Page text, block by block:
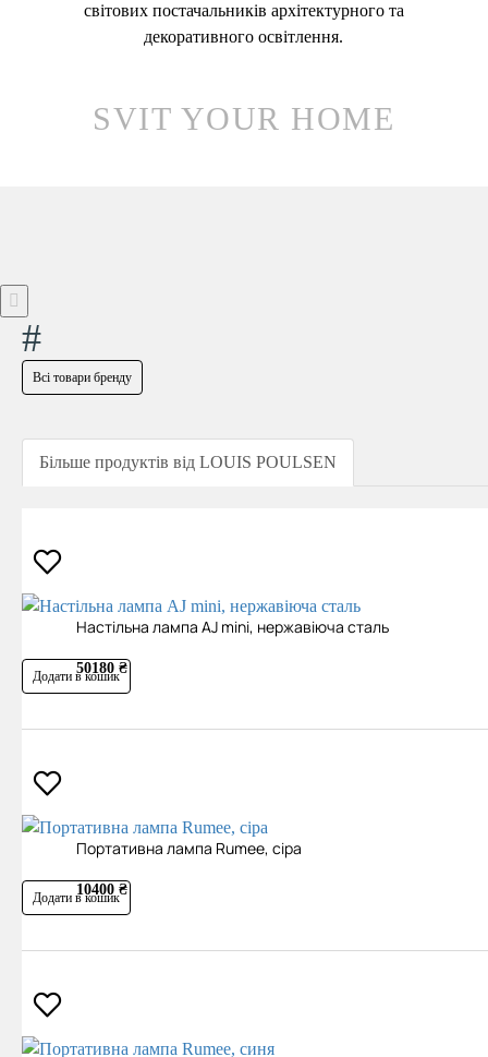
світових постачальників архітектурного та
декоративного освітлення.
SVIT YOUR HOME
#
Всі товари бренду
Більше продуктів від LOUIS POULSEN
Настільна лампа AJ mini, нержавіюча сталь
50180 ₴
Додати в кошик
Портативна лампа Rumee, сіра
10400 ₴
Додати в кошик